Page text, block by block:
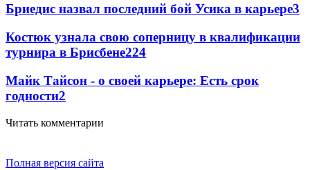
Бриедис назвал последний бой Усика в карьере3
Костюк узнала свою соперницу в квалификации
турнира в Брисбене224
Майк Тайсон - о своей карьере: Есть срок
годности2
Читать комментарии
Полная версия сайта